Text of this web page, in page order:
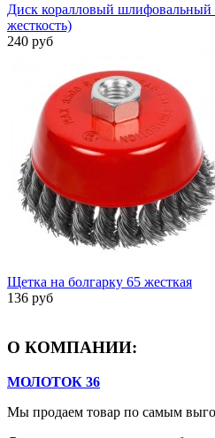
Диск коралловый шлифовальный
жесткость)
240 руб
Щетка на болгарку 65 жесткая
136 руб
О КОМПАНИИ:
МОЛОТОК 36
Мы продаем товар по самым